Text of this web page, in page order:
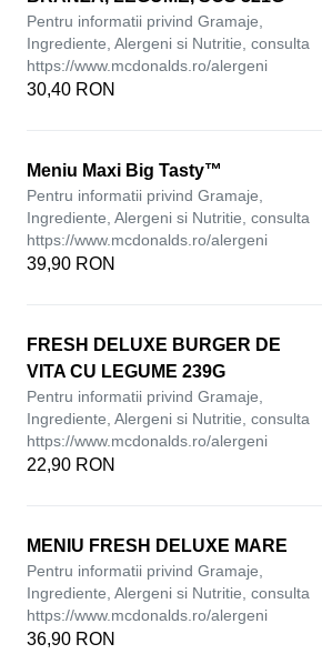
Pentru informatii privind Gramaje,
Ingrediente, Alergeni si Nutritie, consulta
https://www.mcdonalds.ro/alergeni
30,40 RON
Meniu Maxi Big Tasty™
Pentru informatii privind Gramaje,
Ingrediente, Alergeni si Nutritie, consulta
https://www.mcdonalds.ro/alergeni
39,90 RON
FRESH DELUXE BURGER DE
VITA CU LEGUME 239G
Pentru informatii privind Gramaje,
Ingrediente, Alergeni si Nutritie, consulta
https://www.mcdonalds.ro/alergeni
22,90 RON
MENIU FRESH DELUXE MARE
Pentru informatii privind Gramaje,
Ingrediente, Alergeni si Nutritie, consulta
https://www.mcdonalds.ro/alergeni
36,90 RON